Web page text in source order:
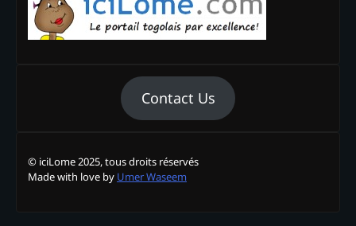
Contact Us
© iciLome 2025, tous droits réservés
Made with love by Umer Waseem